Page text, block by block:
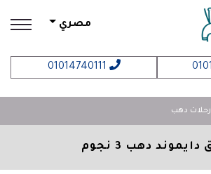
مصري
رحلات دهب
دهب 3 نجوم